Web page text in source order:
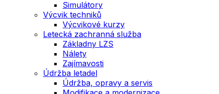
Simulátory
Výcvik techniků
Výcvikové kurzy
Letecká zachranná služba
Základny LZS
Nálety
Zajímavosti
Údržba letadel
Údržba, opravy a servis